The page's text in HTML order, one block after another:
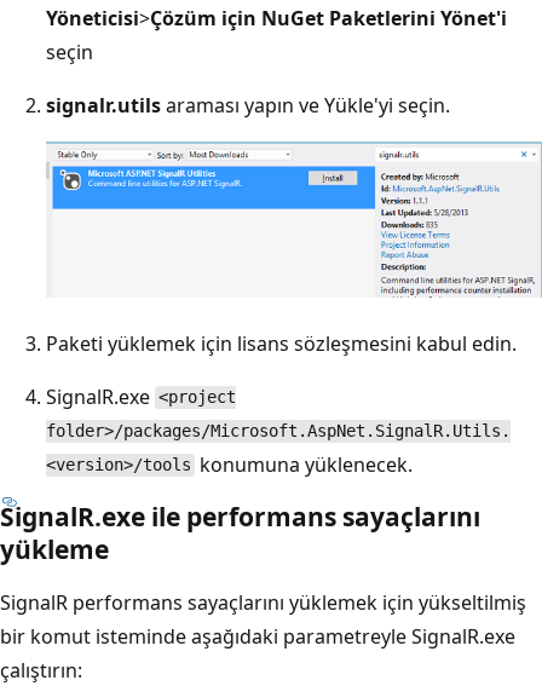
Yöneticisi>Çözüm için NuGet Paketlerini Yönet'i
seçin
signalr.utilsaraması yapın ve Yükle'yi seçin.
Paketi yüklemek için lisans sözleşmesini kabul edin.
SignalR.exe <project
folder>/packages/Microsoft.AspNet.SignalR.Utils.
<version>/tools konumuna yüklenecek.
SignalR.exe ile performans sayaçlarını
yükleme
SignalR performans sayaçlarını yüklemek için yükseltilmiş
bir komut isteminde aşağıdaki parametreyle SignalR.exe
çalıştırın: